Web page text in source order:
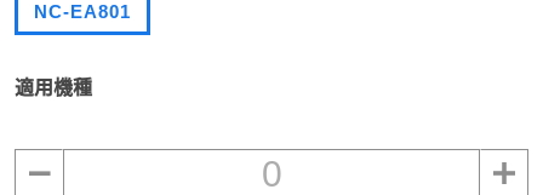
NC-EA801
適用機種
0